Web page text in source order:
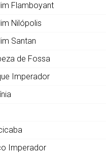
Flamboyant
Nilópolis
Santan
de Fossa
Imperador
Imperador